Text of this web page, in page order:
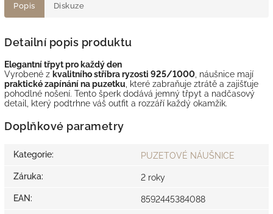
Popis Diskuze
Detailní popis produktu
Elegantní třpyt pro každý den
Vyrobené z kvalitního stříbra ryzosti 925/1000, náušnice mají
praktické zapínání na puzetku, které zabraňuje ztrátě a zajišťuje
pohodlné nošení. Tento šperk dodává jemný třpyt a nadčasový
detail, který podtrhne váš outfit a rozzáří každý okamžik.
Doplňkové parametry
Kategorie: PUZETOVÉ NÁUŠNICE
Záruka: 2 roky
EAN: 8592445384088